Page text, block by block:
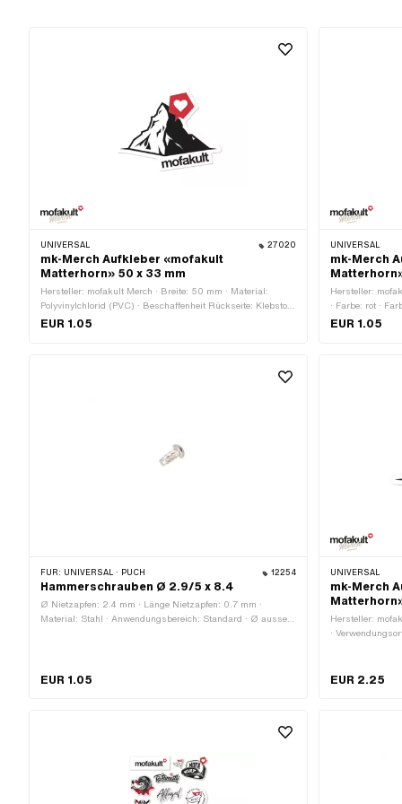
UNIVERSAL 27020
mk-Merch Aufkleber «mofakult
Matterhorn» 50 x 33 mm
Hersteller: mofakult Merch · Breite: 50 mm · Material:
Polyvinylchlorid (PVC) · Beschaffenheit Rückseite: Klebstoff
· Verwendungsort: Universal · Farbe: rot · Farbe: schwarz ·
EUR 1.05
UNIVERSAL
mk-Merch
Hersteller:
· Farbe: rot ·
· Höhe: 49 mm
EUR 1.05
FÜR: UNIVERSAL · PUCH 12254
Hammerschrauben Ø 2.9/5 x 8.4
Ø Nietzapfen: 2.4 mm · Länge Nietzapfen: 0.7 mm ·
Material: Stahl · Anwendungsbereich: Standard · Ø aussen:
EUR 1.05
UNIVERSAL
mk-Merch
Hersteller:
·
EUR 2.25